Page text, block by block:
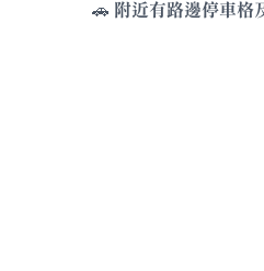
🚗 附近有路邊停車格